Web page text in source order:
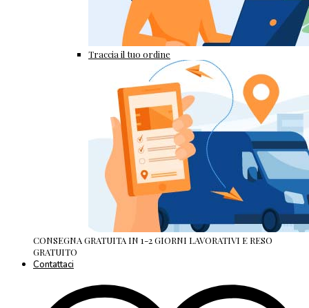
Traccia il tuo ordine
CONSEGNA GRATUITA IN 1-2 GIORNI LAVORATIVI E RESO
GRATUITO
Contattaci